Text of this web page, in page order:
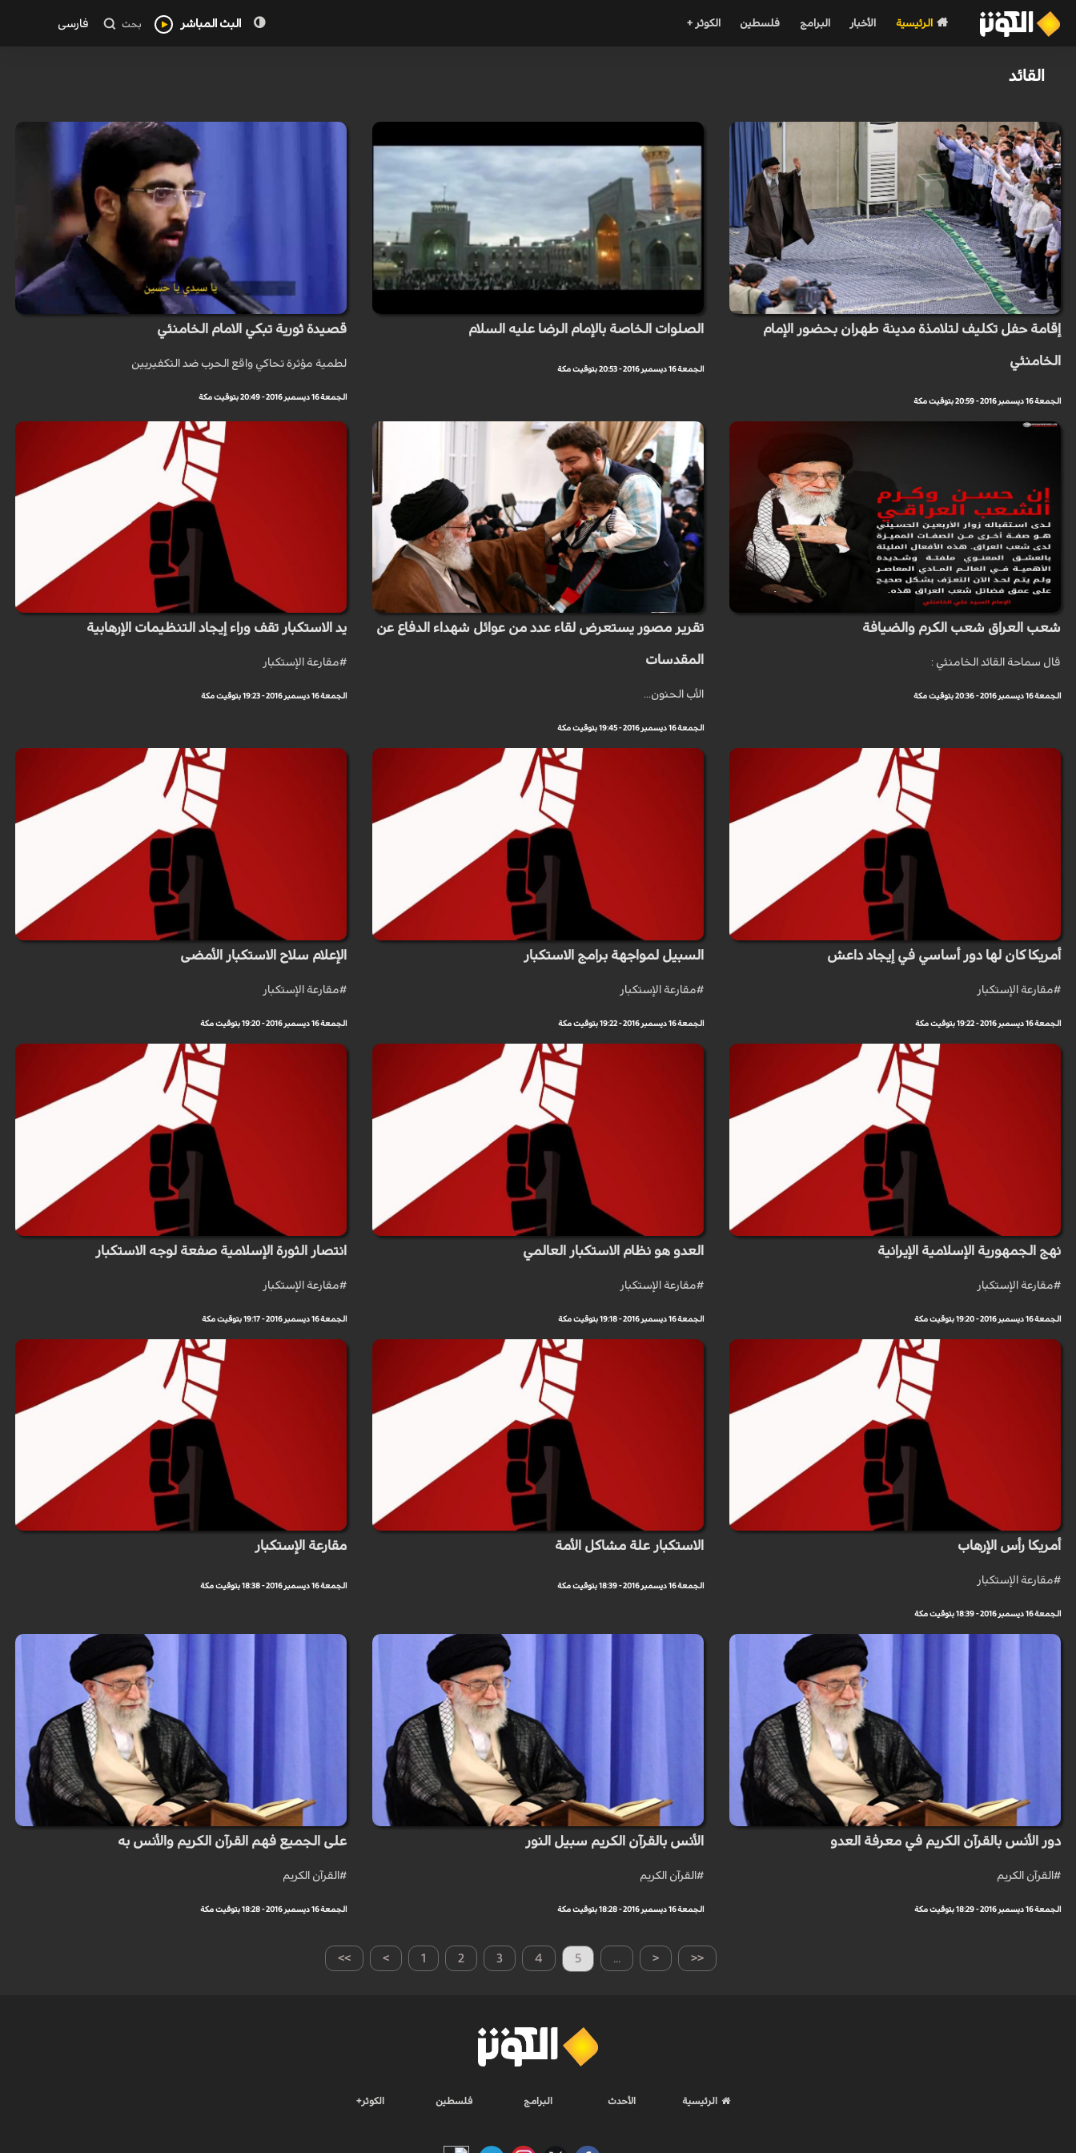
الرئيسية الأخبار البرامج فلسطين الكوثر + البث المباشر بحث فارسی
القائد
إقامة حفل تكليف لتلامذة مدينة طهران بحضور الإمام
الخامنئي
الجمعة 16 ديسمبر 2016 - 20:59 بتوقيت مكة
الصلوات الخاصة بالإمام الرضا عليه السلام
الجمعة 16 ديسمبر 2016 - 20:53 بتوقيت مكة
قصيدة ثورية تبكي الامام الخامنئي
لطمية مؤثرة تحاكي واقع الحرب ضد التكفيريين
الجمعة 16 ديسمبر 2016 - 20:49 بتوقيت مكة
شعب العراق شعب الكرم والضيافة
قال سماحة القائد الخامنئي :
الجمعة 16 ديسمبر 2016 - 20:36 بتوقيت مكة
تقرير مصور يستعرض لقاء عدد من عوائل شهداء الدفاع عن
المقدسات
الأب الحنون...
الجمعة 16 ديسمبر 2016 - 19:45 بتوقيت مكة
يد الاستكبار تقف وراء إيجاد التنظيمات الإرهابية
#مقارعة الإستكبار
الجمعة 16 ديسمبر 2016 - 19:23 بتوقيت مكة
أمريكا كان لها دور أساسي في إيجاد داعش
#مقارعة الإستكبار
الجمعة 16 ديسمبر 2016 - 19:22 بتوقيت مكة
السبيل لمواجهة برامج الاستكبار
#مقارعة الإستكبار
الجمعة 16 ديسمبر 2016 - 19:22 بتوقيت مكة
الإعلام سلاح الاستكبار الأمضى
#مقارعة الإستكبار
الجمعة 16 ديسمبر 2016 - 19:20 بتوقيت مكة
نهج الجمهورية الإسلامية الإيرانية
#مقارعة الإستكبار
الجمعة 16 ديسمبر 2016 - 19:20 بتوقيت مكة
العدو هو نظام الاستكبار العالمي
#مقارعة الإستكبار
الجمعة 16 ديسمبر 2016 - 19:18 بتوقيت مكة
انتصار الثورة الإسلامية صفعة لوجه الاستكبار
#مقارعة الإستكبار
الجمعة 16 ديسمبر 2016 - 19:17 بتوقيت مكة
أمريكا رأس الإرهاب
#مقارعة الإستكبار
الجمعة 16 ديسمبر 2016 - 18:39 بتوقيت مكة
الاستكبار علة مشاكل الأمة
الجمعة 16 ديسمبر 2016 - 18:39 بتوقيت مكة
مقارعة الإستكبار
الجمعة 16 ديسمبر 2016 - 18:38 بتوقيت مكة
دور الأنس بالقرآن الكريم في معرفة العدو
#القرآن الكريم
الجمعة 16 ديسمبر 2016 - 18:29 بتوقيت مكة
الأنس بالقرآن الكريم سبيل النور
#القرآن الكريم
الجمعة 16 ديسمبر 2016 - 18:28 بتوقيت مكة
على الجميع فهم القرآن الكريم والأنس به
#القرآن الكريم
الجمعة 16 ديسمبر 2016 - 18:28 بتوقيت مكة
>> > 1 2 3 4 5 ... < <<
الرئيسية الأحدث البرامج فلسطين الكوثر+